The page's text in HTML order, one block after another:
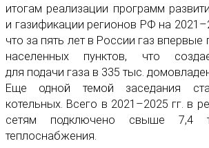
итогам реализации программ
и газификации регионов РФ на
что за пять лет в России газ впервые
населенных пунктов, что
для подачи газа в 335 тыс.
Еще одной темой заседания
котельных. Всего в 2021–2025 гг. в
сетям подключено свыше 7,4
теплоснабжения.